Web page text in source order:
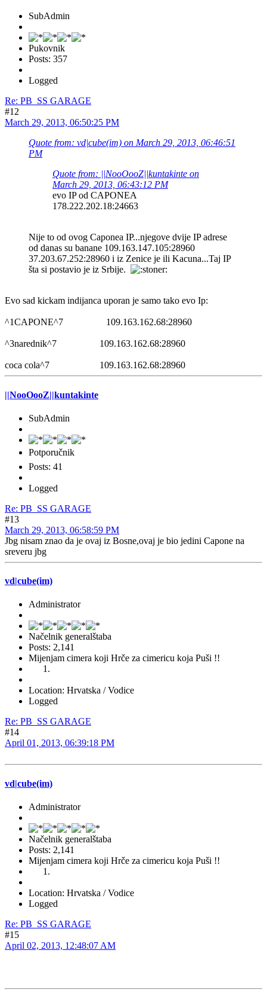
SubAdmin
Pukovnik
Posts: 357
Logged
Re: PB_SS GARAGE
#12
March 29, 2013, 06:50:25 PM
Quote from: vd|cube(im) on March 29, 2013, 06:46:51
PM
Quote from: ||NooOooZ||kuntakinte on
March 29, 2013, 06:43:12 PM
evo IP od CAPONEA
178.222.202.18:24663
Nije to od ovog Caponea IP...njegove dvije IP adrese
od danas su banane 109.163.147.105:28960
37.203.67.252:28960 i iz Zenice je ili Kacuna...Taj IP
šta si postavio je iz Srbije.
Evo sad kickam indijanca uporan je samo tako evo Ip:
^1CAPONE^7 109.163.162.68:28960
^3narednik^7 109.163.162.68:28960
coca cola^7 109.163.162.68:28960
||NooOooZ||kuntakinte
SubAdmin
Potporučnik
Posts: 41
Logged
Re: PB_SS GARAGE
#13
March 29, 2013, 06:58:59 PM
Jbg nisam znao da je ovaj iz Bosne,ovaj je bio jedini Capone na
sreveru jbg
vd|cube(im)
Administrator
Načelnik generalštaba
Posts: 2,141
Mijenjam cimera koji Hrče za cimericu koja Puši !!
Location: Hrvatska / Vodice
Logged
Re: PB_SS GARAGE
#14
April 01, 2013, 06:39:18 PM
vd|cube(im)
Administrator
Načelnik generalštaba
Posts: 2,141
Mijenjam cimera koji Hrče za cimericu koja Puši !!
Location: Hrvatska / Vodice
Logged
Re: PB_SS GARAGE
#15
April 02, 2013, 12:48:07 AM